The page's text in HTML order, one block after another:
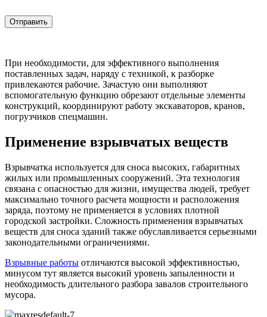
При необходимости, для эффективного выполнения
поставленных задач, наряду с техникой, к разборке
привлекаются рабочие. Зачастую они выполняют
вспомогательную функцию обрезают отдельные элементы
конструкций, координируют работу экскаваторов, кранов,
погрузчиков спецмашин.
Применение взрывчатых веществ
Взрывчатка используется для сноса высоких, габаритных
жилых или промышленных сооружений. Эта технология
связана с опасностью для жизни, имущества людей, требует
максимально точного расчета мощности и расположения
заряда, поэтому не применяется в условиях плотной
городской застройки. Сложность применения взрывчатых
веществ для сноса зданий также обуславливается серьезными
законодательными ограничениями.
Взрывные работы отличаются высокой эффективностью,
минусом тут является высокий уровень запыленности и
необходимость длительного разбора завалов строительного
мусора.